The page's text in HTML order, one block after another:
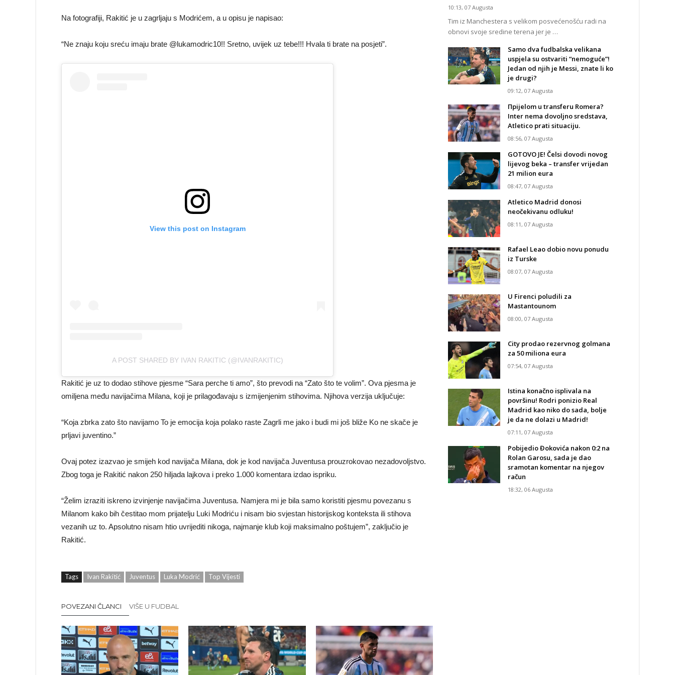
Na fotografiji, Rakitić je u zagrljaju s Modrićem, a u opisu je napisao:
“Ne znaju koju sreću imaju brate @lukamodric10!! Sretno, uvijek uz tebe!!! Hvala ti brate na posjeti”.
View this post on Instagram
A POST SHARED BY IVAN RAKITIC (@IVANRAKITIC)
Rakitić je uz to dodao stihove pjesme “Sara perche ti amo”, što prevodi na “Zato što te volim”. Ova pjesma je
omiljena među navijačima Milana, koji je prilagođavaju s izmijenjenim stihovima. Njihova verzija uključuje:
“Koja zbrka zato što navijamo To je emocija koja polako raste Zagrli me jako i budi mi još bliže Ko ne skače je
prljavi juventino.”
Ovaj potez izazvao je smijeh kod navijača Milana, dok je kod navijača Juventusa prouzrokovao nezadovoljstvo.
Zbog toga je Rakitić nakon 250 hiljada lajkova i preko 1.000 komentara izdao ispriku.
“Želim izraziti iskreno izvinjenje navijačima Juventusa. Namjera mi je bila samo koristiti pjesmu povezanu s
Milanom kako bih čestitao mom prijatelju Luki Modriću i nisam bio svjestan historijskog konteksta ili stihova
vezanih uz to. Apsolutno nisam htio uvrijediti nikoga, najmanje klub koji maksimalno poštujem”, zaključio je
Rakitić.
Tags Ivan Rakitić Juventus Luka Modrić Top Vijesti
POVEZANI ČLANCI VIŠE U FUDBAL
10:13, 07 Augusta
Tim iz Manchestera s velikom posvećenošću radi na
obnovi svoje sredine terena jer je …
Samo dva fudbalska velikana
uspjela su ostvariti “nemoguće”!
Jedan od njih je Messi, znate li ko
je drugi?
09:12, 07 Augusta
Прijelom u transferu Romera?
Inter nema dovoljno sredstava,
Atletico prati situaciju.
08:56, 07 Augusta
GOTOVO JE! Čelsi dovodi novog
lijevog beka – transfer vrijedan
21 milion eura
08:47, 07 Augusta
Atletico Madrid donosi
neočekivanu odluku!
08:11, 07 Augusta
Rafael Leao dobio novu ponudu
iz Turske
08:07, 07 Augusta
U Firenci poludili za
Mastantounom
08:00, 07 Augusta
City prodao rezervnog golmana
za 50 miliona eura
07:54, 07 Augusta
Istina konačno isplivala na
površinu! Rodri ponizio Real
Madrid kao niko do sada, bolje
je da ne dolazi u Madrid!
07:11, 07 Augusta
Pobijedio Đokovića nakon 0:2 na
Rolan Garosu, sada je dao
sramotan komentar na njegov
račun
18:32, 06 Augusta